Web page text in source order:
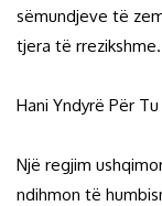
sëmundjeve të
tjera të rrezikshme.
Hani Yndyrë Për
Një regjim
ndihmon të